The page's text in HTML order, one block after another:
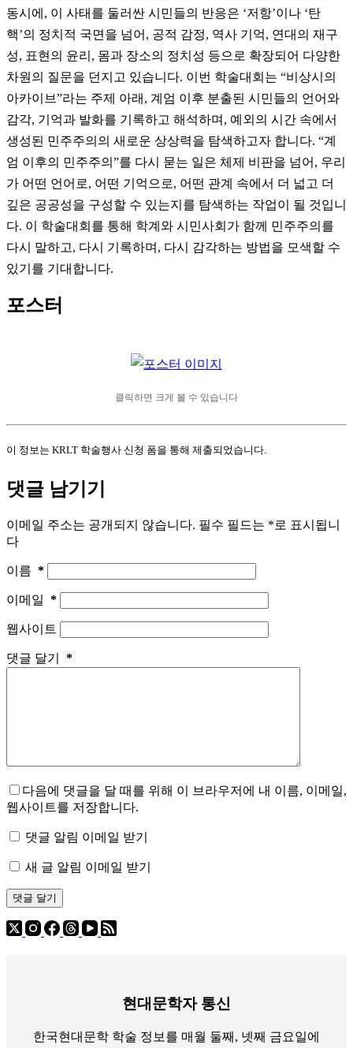
동시에, 이 사태를 둘러싼 시민들의 반응은 ‘저항’이나 ‘탄
핵’의 정치적 국면을 넘어, 공적 감정, 역사 기억, 연대의 재구
성, 표현의 윤리, 몸과 장소의 정치성 등으로 확장되어 다양한
차원의 질문을 던지고 있습니다. 이번 학술대회는 “비상시의
아카이브”라는 주제 아래, 계엄 이후 분출된 시민들의 언어와
감각, 기억과 발화를 기록하고 해석하며, 예외의 시간 속에서
생성된 민주주의의 새로운 상상력을 탐색하고자 합니다. “계
엄 이후의 민주주의”를 다시 묻는 일은 체제 비판을 넘어, 우리
가 어떤 언어로, 어떤 기억으로, 어떤 관계 속에서 더 넓고 더
깊은 공공성을 구성할 수 있는지를 탐색하는 작업이 될 것입니
다. 이 학술대회를 통해 학계와 시민사회가 함께 민주주의를
다시 말하고, 다시 기록하며, 다시 감각하는 방법을 모색할 수
있기를 기대합니다.
포스터
클릭하면 크게 볼 수 있습니다
이 정보는 KRLT 학술행사 신청 폼을 통해 제출되었습니다.
댓글 남기기
이메일 주소는 공개되지 않습니다. 필수 필드는 *로 표시됩니
다
이름 *
이메일 *
웹사이트
댓글 달기 *
다음에 댓글을 달 때를 위해 이 브라우저에 내 이름, 이메일,
웹사이트를 저장합니다.
댓글 알림 이메일 받기
새 글 알림 이메일 받기
댓글 달기
현대문학자 통신
한국현대문학 학술 정보를 매월 둘째, 넷째 금요일에